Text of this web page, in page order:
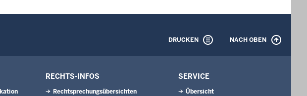
DRUCKEN NACH OBEN
RECHTS-INFOS
Rechtsprechungsübersichten
SERVICE
Übersicht